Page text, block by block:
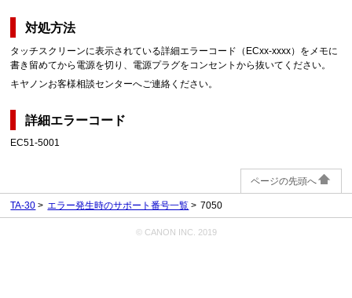
対処方法
タッチスクリーンに表示されている詳細エラーコード（ECxx-xxxx）をメモに
書き留めてから電源を切り、電源プラグをコンセントから抜いてください。
キヤノンお客様相談センターへご連絡ください。
詳細エラーコード
EC51-5001
ページの先頭へ
TA-30 エラー発生時のサポート番号一覧 7050
© CANON INC. 2019